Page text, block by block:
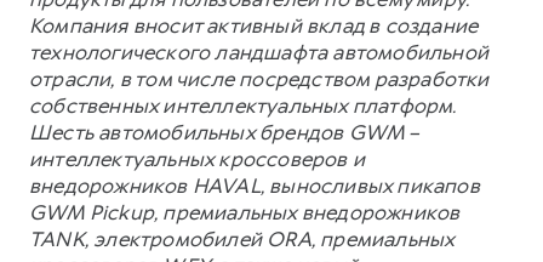
Компания вносит активный вклад в создание
технологического ландшафта автомобильной
отрасли, в том числе посредством разработки
собственных интеллектуальных платформ.
Шесть автомобильных брендов GWM –
интеллектуальных кроссоверов и
внедорожников HAVAL, выносливых пикапов
GWM Pickup, премиальных внедорожников
TANK, электромобилей ORA, премиальных